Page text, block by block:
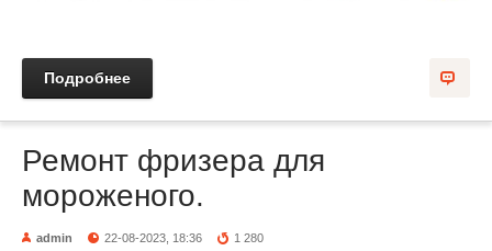
Подробнее
Ремонт фризера для
мороженого.
admin 22-08-2023, 18:36 1 280